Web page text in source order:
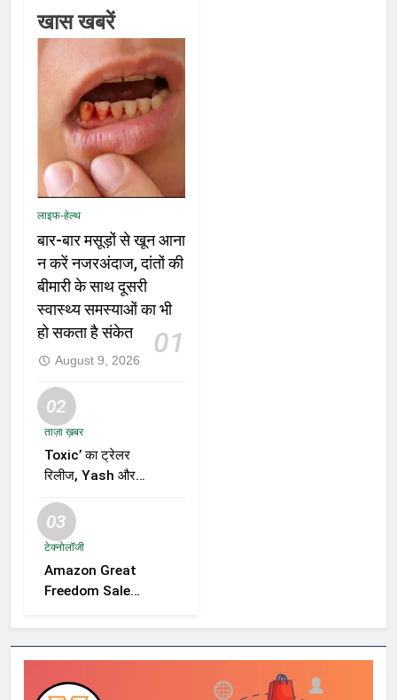
खास खबरें
लाइफ-हेल्थ
बार-बार मसूड़ों से खून आना
न करें नजरअंदाज, दांतों की
बीमारी के साथ दूसरी
स्वास्थ्य समस्याओं का भी
हो सकता है संकेत
01
August 9, 2026
02
ताज़ा ख़बर
Toxic’ का ट्रेलर
रिलीज, Yash और
जोड़ी ने मचाई हलचल,
फिल्म को लेकर बढ़ी
03
टेक्नोलॉजी
Amazon Great
Freedom Sale
OnePlus और
Xiaomi समेत कई
डिस्काउंट